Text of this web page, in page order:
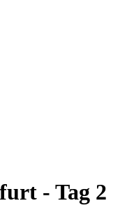
- Tag 2